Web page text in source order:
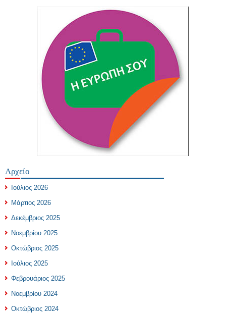
Αρχείο
Ιούλιος 2026
Μάρτιος 2026
Δεκέμβριος 2025
Νοεμβρίου 2025
Οκτώβριος 2025
Ιούλιος 2025
Φεβρουάριος 2025
Νοεμβρίου 2024
Οκτώβριος 2024